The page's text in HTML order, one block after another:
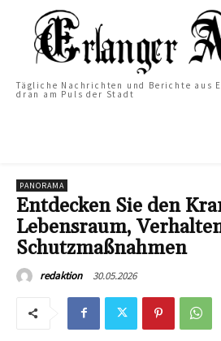
Tägliche Nachrichten und Berichte aus
dran am Puls der Stadt
PANORAMA
Entdecken Sie den
Lebensraum,
Schutzmaßnahmen
redaktion 30.05.2026